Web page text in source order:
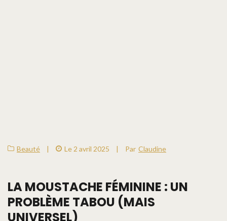
Beauté | Le 2 avril 2025 | Par Claudine
LA MOUSTACHE FÉMININE : UN
PROBLÈME TABOU (MAIS
UNIVERSEL)